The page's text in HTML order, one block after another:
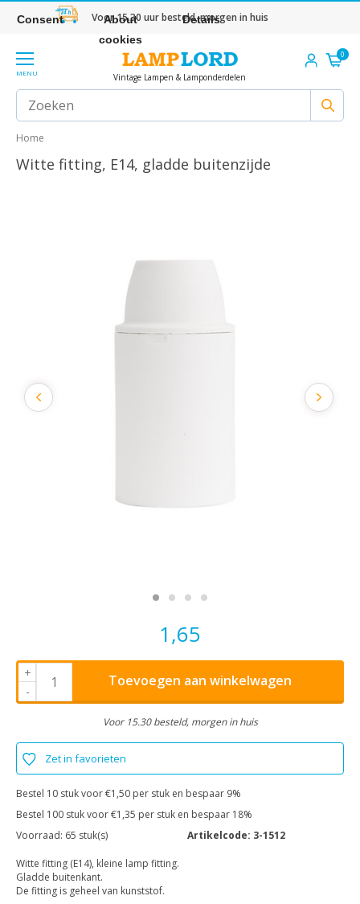
Voor 15.30 uur besteld, morgen in huis
MENU Vintage Lampen & Lamponderdelen
0
Home
Witte fitting, E14, gladde buitenzijde
1,65
+
-
Toevoegen aan winkelwagen
Voor 15.30 besteld, morgen in huis
Zet in favorieten
Bestel 10 stuk voor €1,50 per stuk en bespaar 9%
Bestel 100 stuk voor €1,35 per stuk en bespaar 18%
Voorraad: 65 stuk(s) Artikelcode: 3-1512
Witte fitting (E14), kleine lamp fitting.
Gladde buitenkant.
De fitting is geheel van kunststof.
Consent
About
cookies
Details